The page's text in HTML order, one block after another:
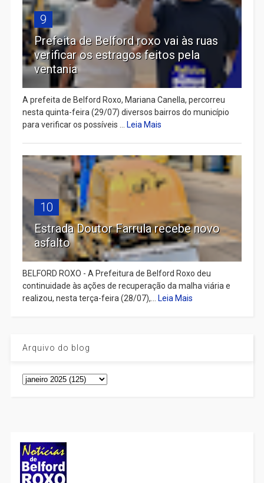
9
Prefeita de Belford roxo vai às ruas
verificar os estragos feitos pela
ventania
A prefeita de Belford Roxo, Mariana Canella, percorreu
nesta quinta-feira (29/07) diversos bairros do município
para verificar os possíveis ...
Leia Mais
10
Estrada Doutor Farrula recebe novo
asfalto
BELFORD ROXO - A Prefeitura de Belford Roxo deu
continuidade às ações de recuperação da malha viária e
realizou, nesta terça-feira (28/07),...
Leia Mais
Arquivo do blog